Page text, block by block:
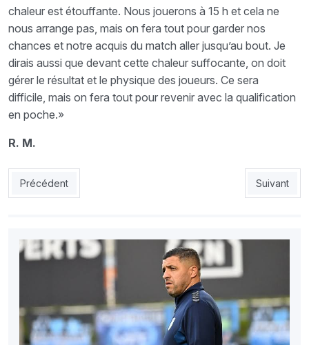
chaleur est étouffante. Nous jouerons à 15 h et cela ne
nous arrange pas, mais on fera tout pour garder nos
chances et notre acquis du match aller jusqu’au bout. Je
dirais aussi que devant cette chaleur suffocante, on doit
gérer le résultat et le physique des joueurs. Ce sera
difficile, mais on fera tout pour revenir avec la qualification
en poche.»
R. M.
Article précédent : MCA : Guerre des tranchées au Mouloudia
Précédent Article
Suivant